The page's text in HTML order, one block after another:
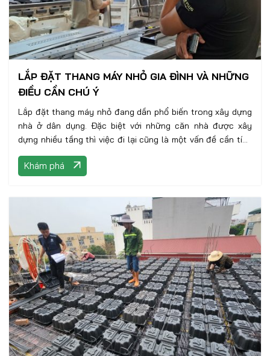
LẮP ĐẶT THANG MÁY NHỎ GIA ĐÌNH VÀ NHỮNG
ĐIỀU CẦN CHÚ Ý
Lắp đặt thang máy nhỏ đang dần phổ biến trong xây dựng
nhà ở dân dụng. Đặc biệt với những căn nhà được xây
dựng nhiều tầng thì việc đi lại cũng là một vấn đề cần tính
toán nếu gia đình có người lớn tuổi hoặc trẻ em. Việc lắp
đặt thang máy khiến gia chủ thuận tiện hơn nhiều trong di
Khám phá